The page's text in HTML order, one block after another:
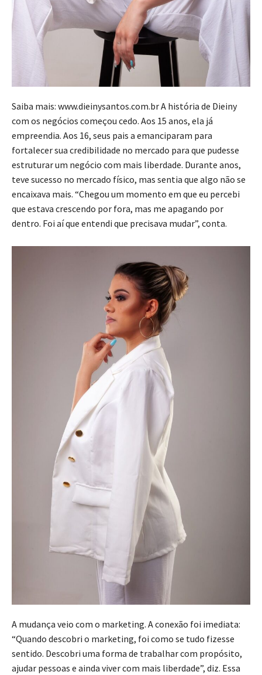
Saiba mais: www.dieinysantos.com.br A história de Dieiny
com os negócios começou cedo. Aos 15 anos, ela já
empreendia. Aos 16, seus pais a emanciparam para
fortalecer sua credibilidade no mercado para que pudesse
estruturar um negócio com mais liberdade. Durante anos,
teve sucesso no mercado físico, mas sentia que algo não se
encaixava mais. “Chegou um momento em que eu percebi
que estava crescendo por fora, mas me apagando por
dentro. Foi aí que entendi que precisava mudar”, conta.
A mudança veio com o marketing. A conexão foi imediata:
“Quando descobri o marketing, foi como se tudo fizesse
sentido. Descobri uma forma de trabalhar com propósito,
ajudar pessoas e ainda viver com mais liberdade”, diz. Essa